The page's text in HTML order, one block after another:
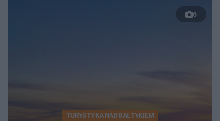
6
TURYSTYKA NAD BAŁTYKIEM